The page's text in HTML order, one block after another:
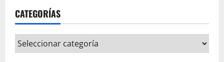
CATEGORÍAS
Categorías